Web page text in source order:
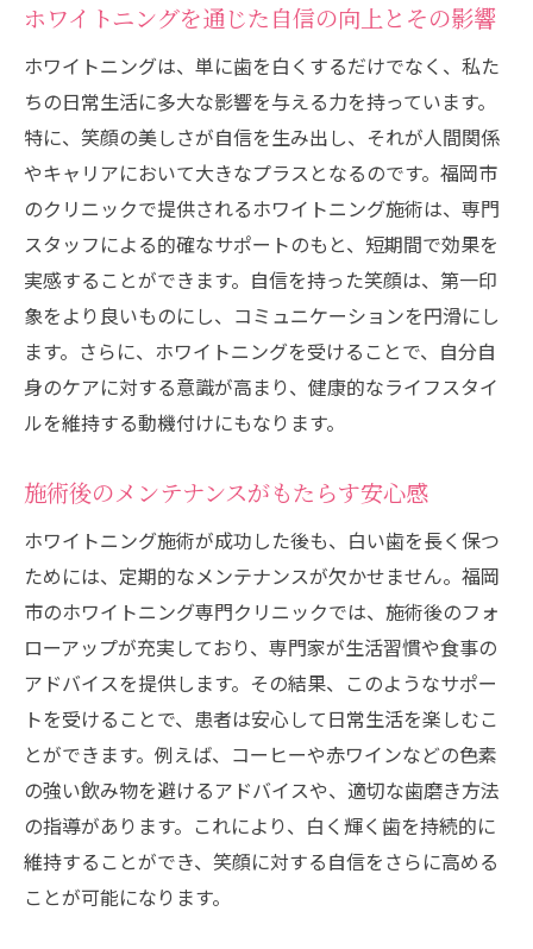
ホワイトニングを通じた自信の向上とその影響
ホワイトニングは、単に歯を白くするだけでなく、私た
ちの日常生活に多大な影響を与える力を持っています。
特に、笑顔の美しさが自信を生み出し、それが人間関係
やキャリアにおいて大きなプラスとなるのです。福岡市
のクリニックで提供されるホワイトニング施術は、専門
スタッフによる的確なサポートのもと、短期間で効果を
実感することができます。自信を持った笑顔は、第一印
象をより良いものにし、コミュニケーションを円滑にし
ます。さらに、ホワイトニングを受けることで、自分自
身のケアに対する意識が高まり、健康的なライフスタイ
ルを維持する動機付けにもなります。
施術後のメンテナンスがもたらす安心感
ホワイトニング施術が成功した後も、白い歯を長く保つ
ためには、定期的なメンテナンスが欠かせません。福岡
市のホワイトニング専門クリニックでは、施術後のフォ
ローアップが充実しており、専門家が生活習慣や食事の
アドバイスを提供します。その結果、このようなサポー
トを受けることで、患者は安心して日常生活を楽しむこ
とができます。例えば、コーヒーや赤ワインなどの色素
の強い飲み物を避けるアドバイスや、適切な歯磨き方法
の指導があります。これにより、白く輝く歯を持続的に
維持することができ、笑顔に対する自信をさらに高める
ことが可能になります。